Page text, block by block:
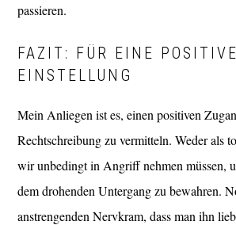
passieren.
FAZIT: FÜR EINE POSITIVE
EINSTELLUNG
Mein Anliegen ist es, einen positiven
Rechtschreibung zu vermitteln. Weder als
wir unbedingt in Angriff nehmen müssen,
dem drohenden Untergang zu bewahren.
anstrengenden Nervkram, dass man ihn